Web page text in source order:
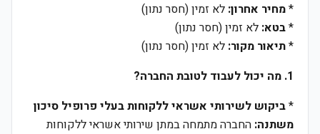
*מחיר אחרון: לא זמין (חסר נתון)
*בטא: לא זמין (חסר נתון)
*תיאור מקור: לא זמין (חסר נתון)
1. מה יכול לעבוד לטובת החברה?
*ביקוש לשירותי אשראי ללקוחות בעלי פרופיל סיכון
משתנה: החברה מתמחה במתן שירותי אשראי ללקוחות